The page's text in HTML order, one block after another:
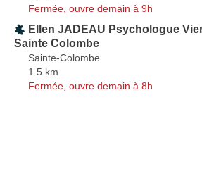
Fermée, ouvre demain à 9h
Ellen JADEAU Psychologue
Sainte Colombe
Sainte-Colombe
1.5 km
Fermée, ouvre demain à 8h